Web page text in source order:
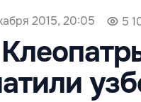
2015, 20:05 5